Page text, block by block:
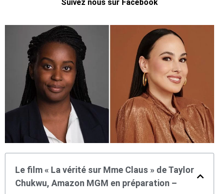
Suivez nous sur Facebook
Le film « La vérité sur Mme Claus » de Taylor
Chukwu, Amazon MGM en préparation –